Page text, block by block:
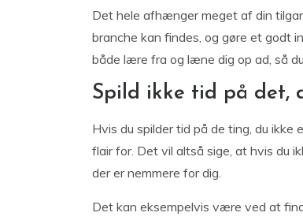
Det hele afhænger meget af din
branche kan findes, og gøre et godt
både lære fra og læne dig op ad, så
Spild ikke tid på det,
Hvis du spilder tid på de ting, du ikke
flair for. Det vil altså sige, at hvis du
der er nemmere for dig.
Det kan eksempelvis være ved at